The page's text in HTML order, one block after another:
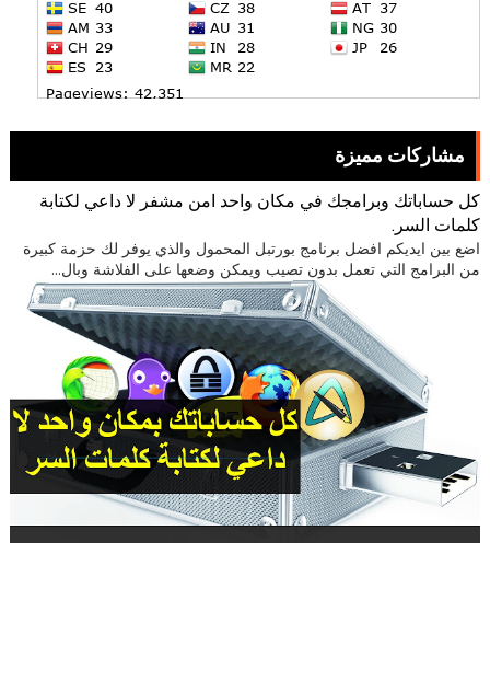
مشاركات مميزة
كل حساباتك وبرامجك في مكان واحد امن مشفر لا داعي لكتابة
كلمات السر.
اضع بين ايديكم افضل برنامج بورتبل المحمول والذي يوفر لك حزمة كبيرة
من البرامج التي تعمل بدون تصيب ويمكن وضعها على الفلاشة وبال...